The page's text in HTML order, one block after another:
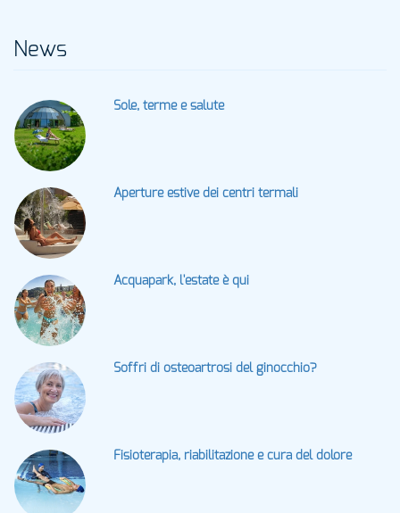
News
Sole, terme e salute
Aperture estive dei centri termali
Acquapark, l'estate è qui
Soffri di osteoartrosi del ginocchio?
Fisioterapia, riabilitazione e cura del dolore